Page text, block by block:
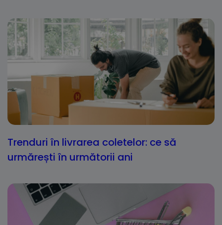
Trenduri în livrarea coletelor: ce să
urmărești în următorii ani